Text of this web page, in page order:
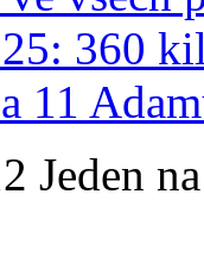
360
11
Jeden